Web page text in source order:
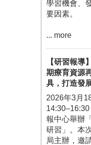
學習機會、
要因素。
... more
【研習報導
期療育資源
具，打造發
2026年3月
報中心舉辦
研習」。本
局主辦，邀